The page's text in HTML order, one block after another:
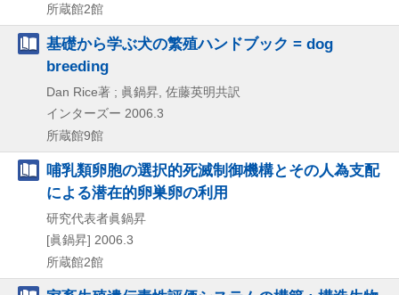
所蔵館2館
基礎から学ぶ犬の繁殖ハンドブック = dog
breeding
Dan Rice著 ; 眞鍋昇, 佐藤英明共訳
インターズー 2006.3
所蔵館9館
哺乳類卵胞の選択的死滅制御機構とその人為支配
による潜在的卵巣卵の利用
研究代表者眞鍋昇
[眞鍋昇] 2006.3
所蔵館2館